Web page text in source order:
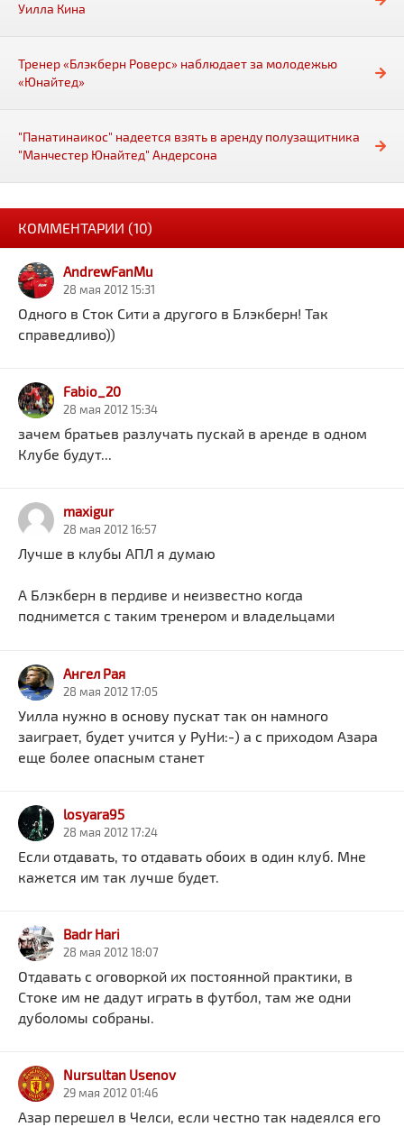
Уилла Кина
Тренер «Блэкберн Роверс» наблюдает за молодежью
«Юнайтед»
"Панатинаикос" надеется взять в аренду полузащитника
"Манчестер Юнайтед" Андерсона
КОММЕНТАРИИ (10)
AndrewFanMu
28 мая 2012 15:31
Одного в Сток Сити а другого в Блэкберн! Так
справедливо))
Fabio_20
28 мая 2012 15:34
зачем братьев разлучать пускай в аренде в одном
Клубе будут...
maxigur
28 мая 2012 16:57
Лучше в клубы АПЛ я думаю
А Блэкберн в пердиве и неизвестно когда
поднимется с таким тренером и владельцами
Ангел Рая
28 мая 2012 17:05
Уилла нужно в основу пускат так он намного
заиграет, будет учится у РуНи:-) а с приходом Азара
еще более опасным станет
losyara95
28 мая 2012 17:24
Если отдавать, то отдавать обоих в один клуб. Мне
кажется им так лучше будет.
Badr Hari
28 мая 2012 18:07
Отдавать с оговоркой их постоянной практики, в
Стоке им не дадут играть в футбол, там же одни
дуболомы собраны.
Nursultan Usenov
29 мая 2012 01:46
Азар перешел в Челси, если честно так надеялся его